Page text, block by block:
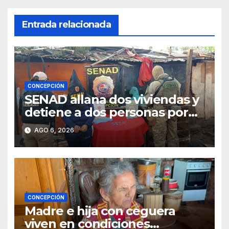
Entrada relacionada
CONCEPCIÓN
SENAD allana dos viviendas y
detiene a dos personas por
presunto microtráfico en
Concepción
AGO 6, 2026
CONCEPCIÓN
Madre e hija con ceguera
viven en condiciones